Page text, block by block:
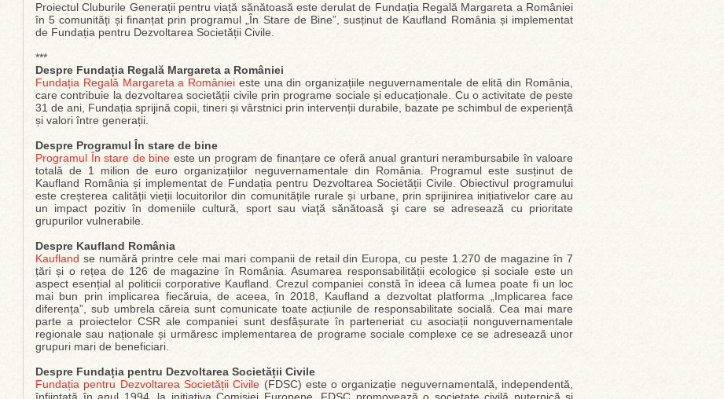
Proiectul Cluburile Generații pentru viață sănătoasă este derulat de Fundația Regală Margareta a României
în 5 comunități și finanțat prin programul „În Stare de Bine”, susținut de Kaufland România și implementat
de Fundația pentru Dezvoltarea Societății Civile.
***
Despre Fundația Regală Margareta a României
Fundația Regală Margareta a României este una din organizațiile neguvernamentale de elită din România,
care contribuie la dezvoltarea societății civile prin programe sociale și educaționale. Cu o activitate de peste
31 de ani, Fundația sprijină copii, tineri și vârstnici prin intervenții durabile, bazate pe schimbul de experiență
și valori între generații.
Despre Programul În stare de bine
Programul În stare de bine este un program de finanțare ce oferă anual granturi nerambursabile în valoare
totală de 1 milion de euro organizațiilor neguvernamentale din România. Programul este susținut de
Kaufland România și implementat de Fundația pentru Dezvoltarea Societății Civile. Obiectivul programului
este creșterea calității vieții locuitorilor din comunitățile rurale și urbane, prin sprijinirea inițiativelor care au
un impact pozitiv în domeniile cultură, sport sau viaţă sănătoasă şi care se adresează cu prioritate
grupurilor vulnerabile.
Despre Kaufland România
Kaufland se numără printre cele mai mari companii de retail din Europa, cu peste 1.270 de magazine în 7
țări și o rețea de 126 de magazine în România. Asumarea responsabilității ecologice și sociale este un
aspect esențial al politicii corporative Kaufland. Crezul companiei constă în ideea că lumea poate fi un loc
mai bun prin implicarea fiecăruia, de aceea, în 2018, Kaufland a dezvoltat platforma „Implicarea face
diferența”, sub umbrela căreia sunt comunicate toate acțiunile de responsabilitate socială. Cea mai mare
parte a proiectelor CSR ale companiei sunt desfășurate în parteneriat cu asociații nonguvernamentale
regionale sau naționale și urmăresc implementarea de programe sociale complexe ce se adresează unor
grupuri mari de beneficiari.
Despre Fundația pentru Dezvoltarea Societății Civile
Fundația pentru Dezvoltarea Societății Civile (FDSC) este o organizație neguvernamentală, independentă,